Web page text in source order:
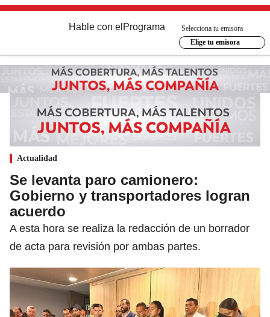
Hable con el Programa
Selecciona tu emisora
Elige tu emisora
Actualidad
Se levanta paro camionero:
Gobierno y transportadores logran
acuerdo
A esta hora se realiza la redacción de un borrador
de acta para revisión por ambas partes.